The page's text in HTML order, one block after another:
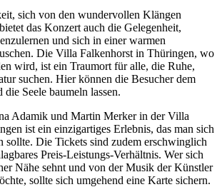
sich von den wundervollen Klängen
das Konzert auch die Gelegenheit,
und sich in einer warmen
Die Villa Falkenhorst in Thüringen, wo
wird, ist ein Traumort für alle, die Ruhe,
suchen. Hier können die Besucher dem
Seele baumeln lassen.
Adamik und Martin Merker in der Villa
ist ein einzigartiges Erlebnis, das man sich
sollte. Die Tickets sind zudem erschwinglich
Preis-Leistungs-Verhältnis. Wer sich
Nähe sehnt und von der Musik der Künstler
sollte sich umgehend eine Karte sichern.